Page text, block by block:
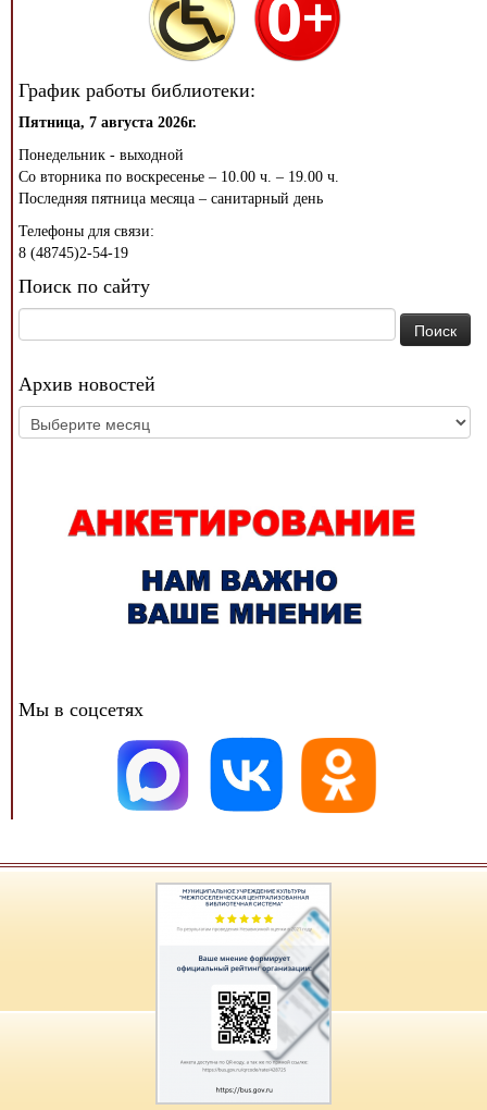
График работы библиотеки:
Пятница, 7 августа 2026г.
Понедельник - выходной
Со вторника по воскресенье – 10.00 ч. – 19.00 ч.
Последняя пятница месяца – санитарный день
Телефоны для связи:
8 (48745)2-54-19
Поиск по сайту
Архив новостей
Архив
новостей
Мы в соцсетях